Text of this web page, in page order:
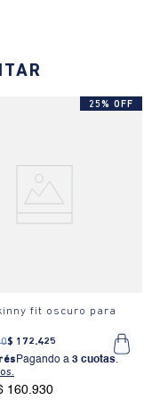
25% OFF
fit oscuro para
$ 172.425
Pagando a 3 cuotas.
160.930